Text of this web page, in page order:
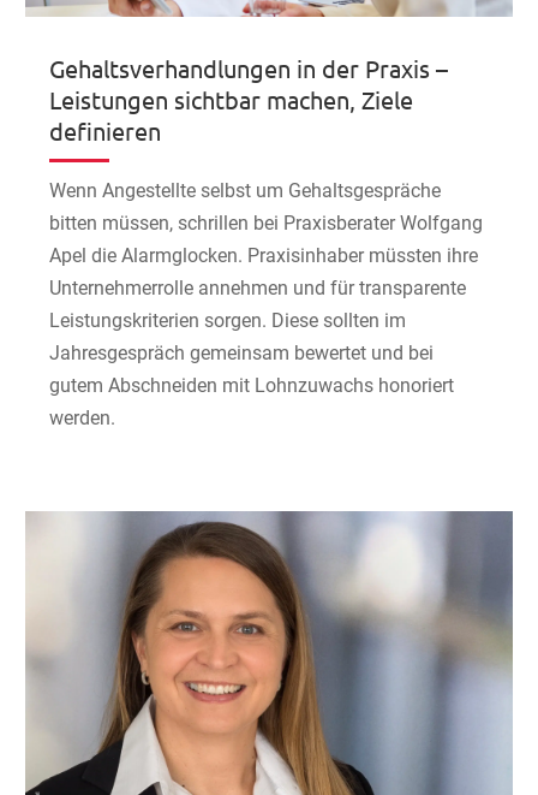
Gehaltsverhandlungen in der Praxis –
Leistungen sichtbar machen, Ziele
definieren
Wenn Angestellte selbst um Gehaltsgespräche
bitten müssen, schrillen bei Praxisberater Wolfgang
Apel die Alarmglocken. Praxisinhaber müssten ihre
Unternehmerrolle annehmen und für transparente
Leistungskriterien sorgen. Diese sollten im
Jahresgespräch gemeinsam bewertet und bei
gutem Abschneiden mit Lohnzuwachs honoriert
werden.